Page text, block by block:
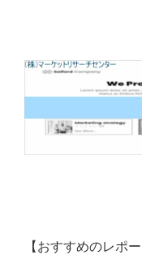
【おすすめのレポー